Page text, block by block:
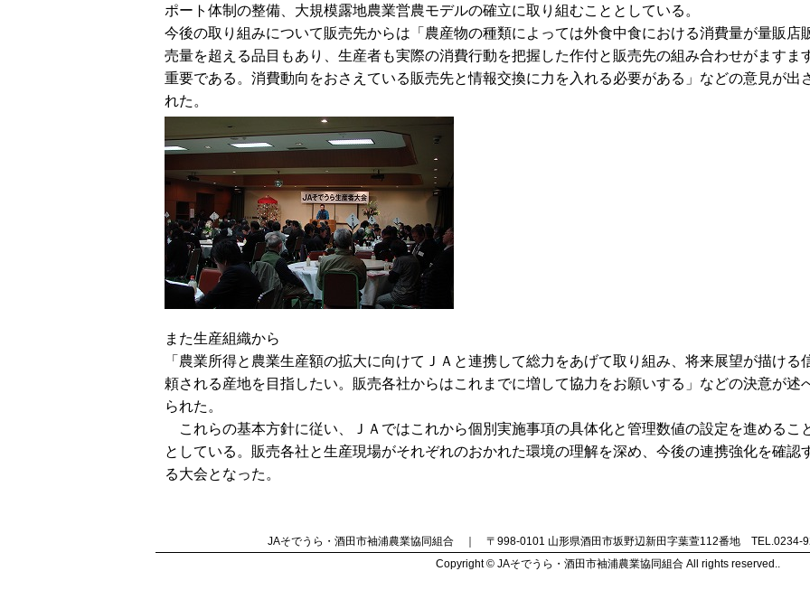
ポート体制の整備、大規模露地農業営農モデルの確立に取り組むこととしている。
今後の取り組みについて販売先からは「農産物の種類によっては外食中食における消費量が量販店
売量を超える品目もあり、生産者も実際の消費行動を把握した作付と販売先の組み合わせがますま
重要である。消費動向をおさえている販売先と情報交換に力を入れる必要がある」などの意見が出
れた。
また生産組織から
「農業所得と農業生産額の拡大に向けてＪＡと連携して総力をあげて取り組み、将来展望が描ける
頼される産地を目指したい。販売各社からはこれまでに増して協力をお願いする」などの決意が述
られた。
これらの基本方針に従い、ＪＡではこれから個別実施事項の具体化と管理数値の設定を進めるこ
としている。販売各社と生産現場がそれぞれのおかれた環境の理解を深め、今後の連携強化を確認
る大会となった。
JAそでうら・酒田市袖浦農業協同組合 ｜ 〒998-0101 山形県酒田市坂野辺新田字葉萱112番地
Copyright © JAそでうら・酒田市袖浦農業協同組合 All rights reserved..